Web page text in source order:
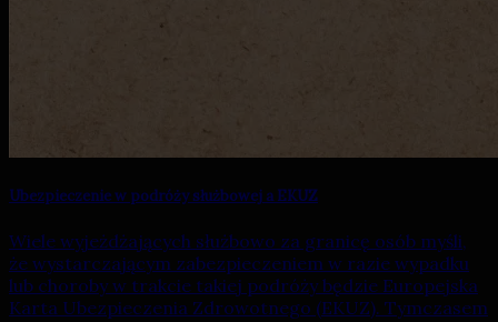
Ubezpieczenie w podróży służbowej a EKUZ
Wiele wyjeżdżających służbowo za granicę osób myśli,
że wystarczającym zabezpieczeniem w razie wypadku
lub choroby w trakcie takiej podróży będzie Europejska
Karta Ubezpieczenia Zdrowotnego (EKUZ). Tymczasem